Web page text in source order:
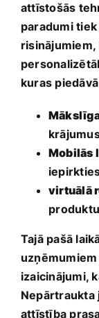
attīstošās
paradumi
‌kuras
Mobilās
virtuālā
Tajā pašā
izaicinājumi,
Nepārtraukta
attīstība